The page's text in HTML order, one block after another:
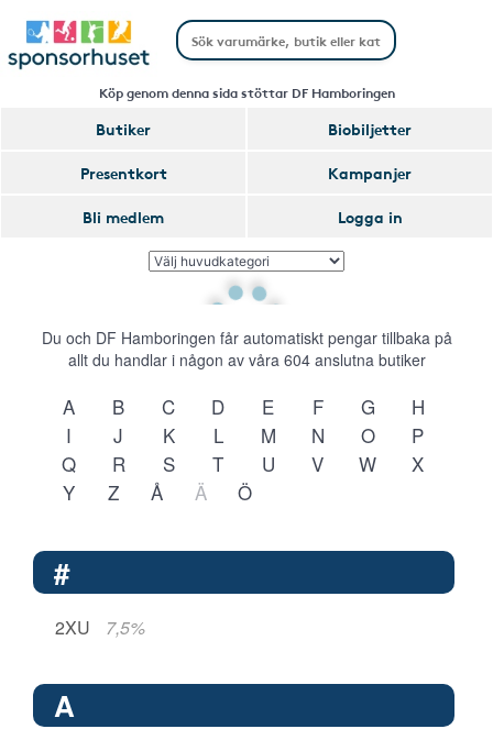
Köp genom denna sida stöttar DF Hamboringen
Butiker
Biobiljetter
Presentkort
Kampanjer
Bli medlem
Logga in
Du och DF Hamboringen får automatiskt pengar tillbaka på
allt du handlar i någon av våra 604anslutna butiker
A B C D E F G
H
I
J K L M N O
P
Q
R S T U V W
X
Y
Z Å Ä Ö
#
2XU 7,5%
A